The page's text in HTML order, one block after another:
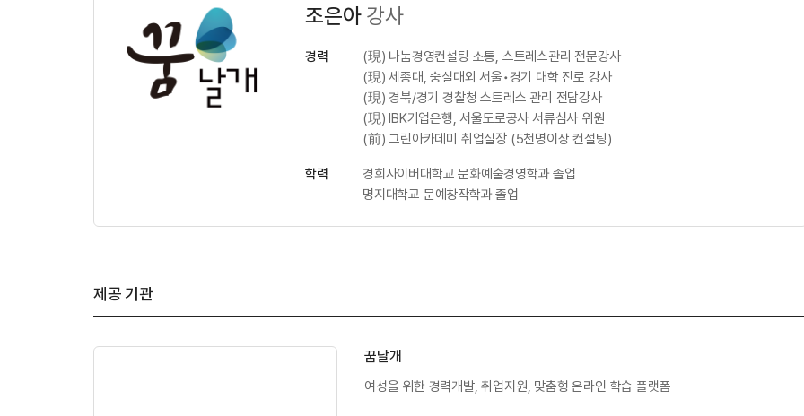
조은아강사
경력
(現) 나눔경영컨설팅 소통, 스트레스관리 전문강사
(現) 세종대, 숭실대외 서울•경기 대학 진로 강사
(現) 경북/경기 경찰청 스트레스 관리 전담강사
(現) IBK기업은행, 서울도로공사 서류심사 위원
(前) 그린아카데미 취업실장 (5천명이상 컨설팅)
학력
경희사이버대학교 문화예술경영학과 졸업
명지대학교 문예창작학과 졸업
제공 기관
꿈날개
여성을 위한 경력개발, 취업지원, 맞춤형 온라인 학습 플랫폼